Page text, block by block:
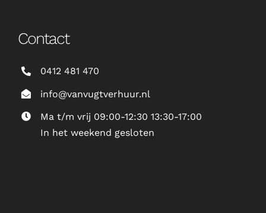
Contact
0412 481 470
info@vanvugtverhuur.nl
Ma t/m vrij 09:00-12:30 13:30-17:00
In het weekend gesloten